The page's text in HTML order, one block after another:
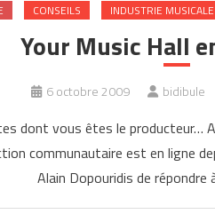
CONSEILS INDUSTRIE MUSICALE
Your Music Hall
6 octobre 2009 bidibule
dont vous êtes le producteur…
communautaire est en ligne
Alain Dopouridis de